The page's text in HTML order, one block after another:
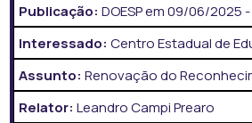
Publicação: DOESP em 09/06/2025 -
Interessado: Centro Estadual de
Assunto: Renovação do
Relator: Leandro Campi Prearo